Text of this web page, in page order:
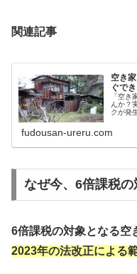
関連記事
空き
ぐで
「空き
んか？
クが発
fudousan-ureru.com
なぜ今、6倍課税
6倍課税の対象となる空
2023年の法改正による